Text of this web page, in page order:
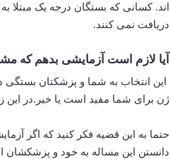
اند. کسانی که بستگان درجه یک مبتلا
دریافت نمی کنند.
آیا لازم است آزمایشی بدهم که
این انتخاب به شما و پزشکتان بستگی
ژن برای شما مفید است یا خیر.در این
حتما به این قضیه فکر کنید که اگر
دانستن این مساله به خود و پزشکشان